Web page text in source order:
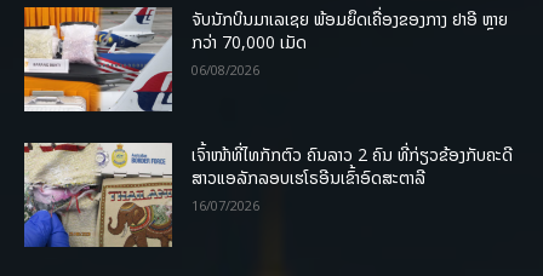
ຈັບນັກບິນມາເລເຊຍ ພ້ອມຍຶດເຄື່ອງຂອງກາງ ຢາອີ ຫຼາຍ
ກວ່າ 70,000 ເມັດ
06/08/2026
ເຈົ້າໜ້າທີ່ໄທກັກຕົວ ຄົນລາວ 2 ຄົນ ທີ່ກ່ຽວຂ້ອງກັບຄະດີ
ສາວແອລັກລອບເຮໂຣອີນເຂົ້າອົດສະຕາລີ
16/07/2026